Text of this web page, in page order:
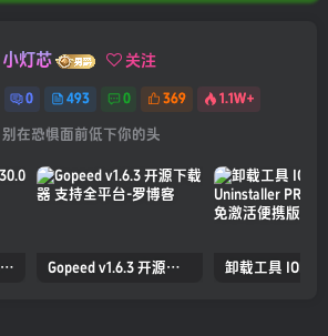
小灯芯 关注
0 493 0 369 1.1W+
别在恐惧面前低下你的头
雷电模拟器9.0 v9.1.30.0 去广告纯净版 Gopeed v1.6.3 开源下载器 支持全平台